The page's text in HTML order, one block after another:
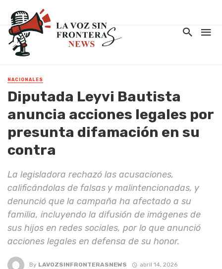
NACIONALES
Diputada Leyvi Bautista
anuncia acciones legales por
presunta difamación en su
contra
La legisladora rechazó las acusaciones,
calificándolas de falsas y malintencionadas, y
denunció que la campaña ha afectado a su
familia, incluyendo la difusión de imágenes de
sus hijos en redes sociales, por lo que anunció
acciones legales en defensa de su honor.
By LAVOZSINFRONTERASNEWS abril 14, 2026